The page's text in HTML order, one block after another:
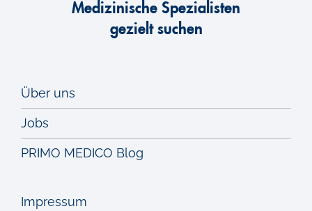
Medizinische Spezialisten
gezielt suchen
Über uns
Jobs
PRIMO MEDICO Blog
Impressum